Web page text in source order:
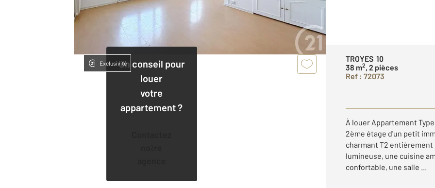
Un conseil pour
louer
votre
appartement ?
notre
Exclusivité
TROYES 10
38 m2, 2 pièces
Ref : 72073
À louer Appartement
2ème étage d'un petit
charmant T2
lumineuse, une cuisine
confortable, une salle ...